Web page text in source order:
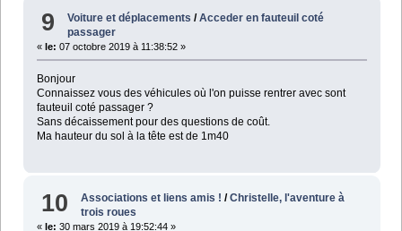
9 Voiture et déplacements /Acceder en fauteuil coté
passager
« le: 07 octobre 2019 à 11:38:52 »
Bonjour
Connaissez vous des véhicules où l'on puisse rentrer avec sont
fauteuil coté passager ?
Sans décaissement pour des questions de coût.
Ma hauteur du sol à la tête est de 1m40
10 Associations et liens amis ! /Christelle, l'aventure à
trois roues
« le: 30 mars 2019 à 19:52:44 »